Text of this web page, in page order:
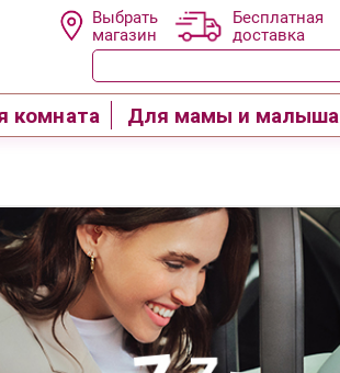
Выбрать
магазин
Бесплатная
доставка
комната Для мамы и малыша